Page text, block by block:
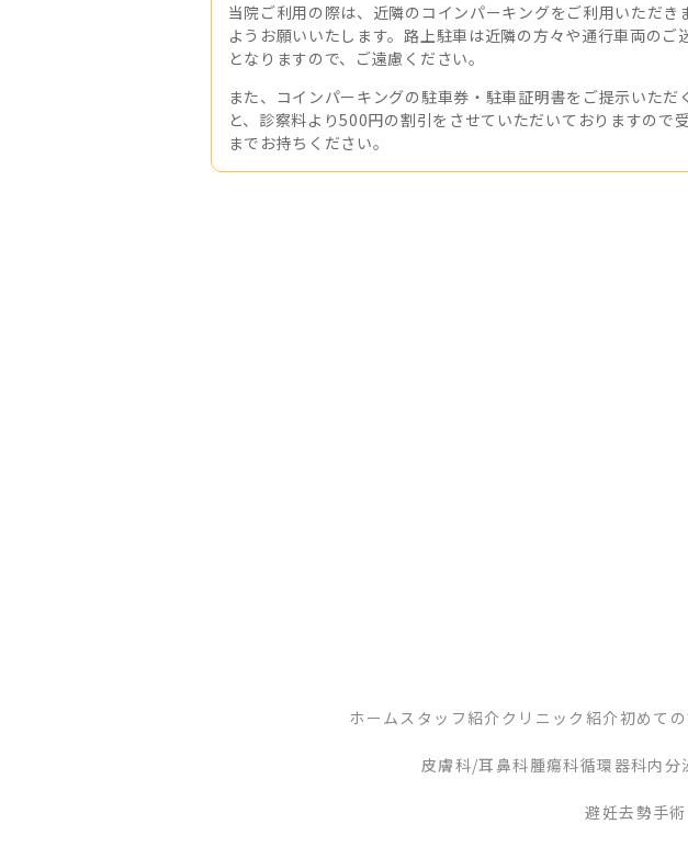
当院ご利用の際は、近隣のコインパーキングをご利用いただき
ようお願いいたします。路上駐車は近隣の方々や通行車両のご
となりますので、ご遠慮ください。
また、コインパーキングの駐車券・駐車証明書をご提示いただ
と、診察料より500円の割引をさせていただいておりますので
までお持ちください。
ホーム スタッフ紹介クリニック紹介初めて
皮膚科/耳鼻科腫瘍科循環器科内分
避妊去勢手術